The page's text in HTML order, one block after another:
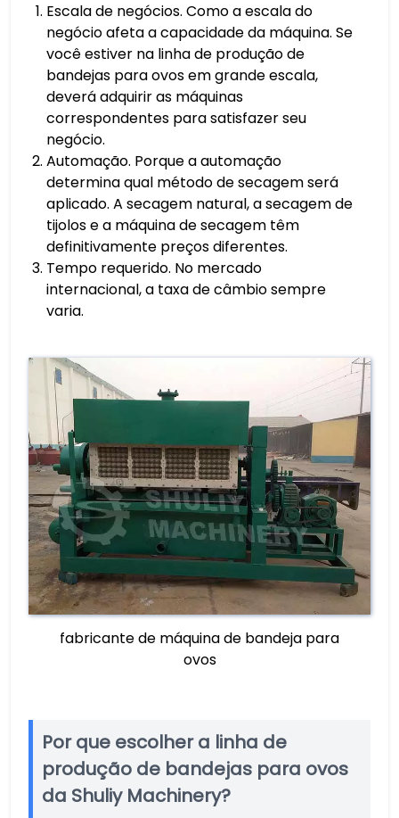
Escala de negócios. Como a escala do
negócio afeta a capacidade da máquina. Se
você estiver na linha de produção de
bandejas para ovos em grande escala,
deverá adquirir as máquinas
correspondentes para satisfazer seu
negócio.
Automação. Porque a automação
determina qual método de secagem será
aplicado. A secagem natural, a secagem de
tijolos e a máquina de secagem têm
definitivamente preços diferentes.
Tempo requerido. No mercado
internacional, a taxa de câmbio sempre
varia.
fabricante de máquina de bandeja para
ovos
Por que escolher a linha de
produção de bandejas para ovos
da Shuliy Machinery?